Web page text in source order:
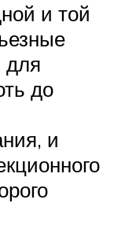
и той
для
до
и